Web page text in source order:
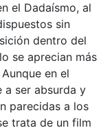
el Dadaísmo, al
sin
dentro del
se aprecian más
en el
a ser absurda y
parecidas a los
trata de un film